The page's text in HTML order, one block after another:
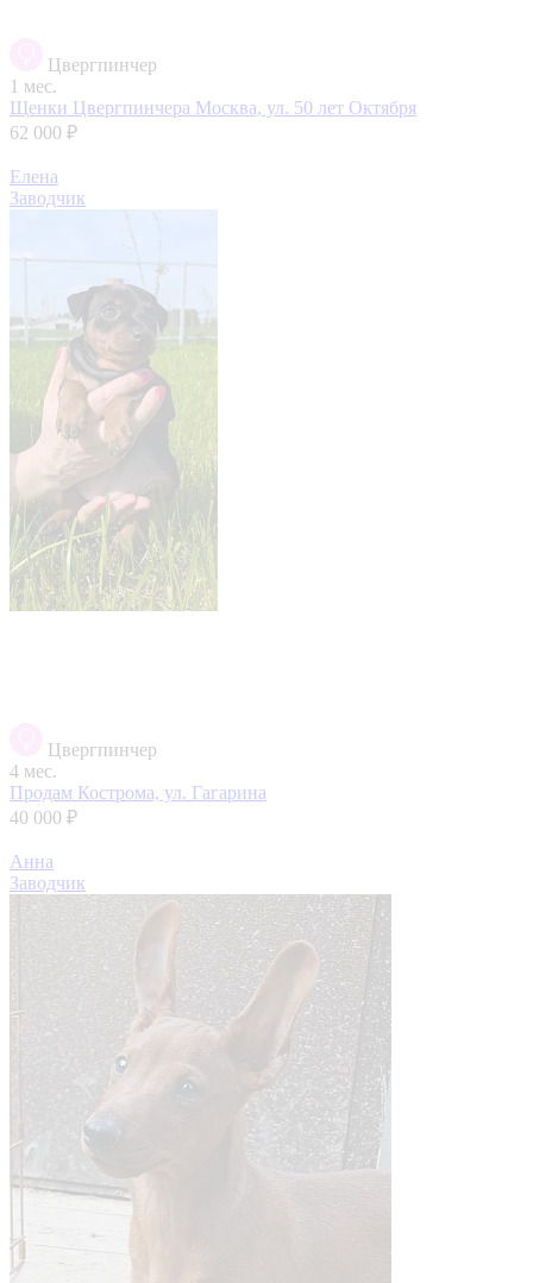
Цвергпинчер
1 мес.
Щенки Цвергпинчера Москва, ул. 50 лет Октября
62 000 ₽
Елена
Заводчик
Цвергпинчер
4 мес.
Продам Кострома, ул. Гагарина
40 000 ₽
Анна
Заводчик